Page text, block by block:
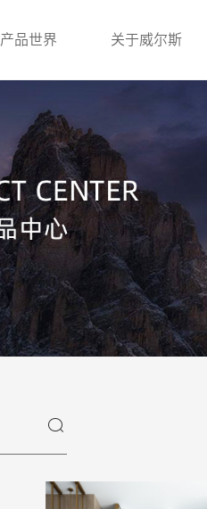
产品世界 关于威尔斯